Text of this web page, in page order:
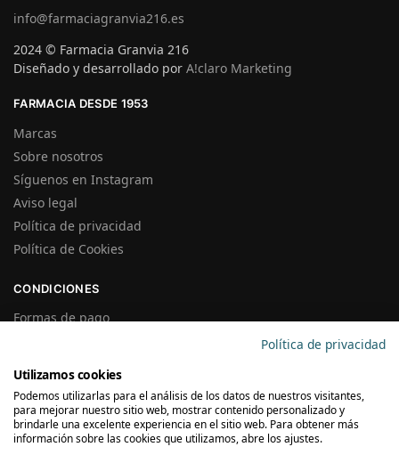
info@farmaciagranvia216.es
2024 © Farmacia Granvia 216
Diseñado y desarrollado por A!claro Marketing
FARMACIA DESDE 1953
Marcas
Sobre nosotros
Síguenos en Instagram
Aviso legal
Política de privacidad
Política de Cookies
CONDICIONES
Formas de pago
Precios y Disponibilidad
Garantías y Devoluciones
SUSCRÍBETE A LA NEWSLETTER
Política de privacidad
Utilizamos cookies
Podemos utilizarlas para el análisis de los datos de nuestros visitantes,
para mejorar nuestro sitio web, mostrar contenido personalizado y
brindarle una excelente experiencia en el sitio web. Para obtener más
información sobre las cookies que utilizamos, abre los ajustes.